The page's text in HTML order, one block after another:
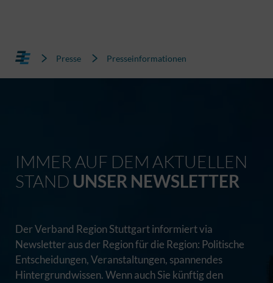
Presse Presseinformationen
IMMER AUF DEM AKTUELLEN
STAND UNSER NEWSLETTER
Der Verband Region Stuttgart informiert via
Newsletter aus der Region für die Region: Politische
Entscheidungen, Veranstaltungen, spannendes
Hintergrundwissen. Wenn auch Sie künftig den